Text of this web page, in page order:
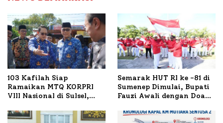
103 Kafilah Siap
Ramaikan MTQ KORPRI
VIII Nasional di Sulsel,
Semarak HUT RI ke -81 di
Sumenep Dimulai, Bupati
Fauzi Awali dengan Doa
Terbakar